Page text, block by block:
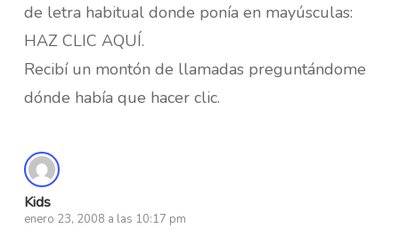
de letra habitual donde ponía en mayúsculas:
HAZ CLIC AQUÍ.
Recibí un montón de llamadas preguntándome
dónde había que hacer clic.
Kids
enero 23, 2008 a las 10:17 pm